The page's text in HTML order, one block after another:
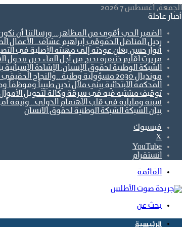
الجمعة, أغسطس 7 2026
أخبار عاجلة
الضمير الحي أقوى من المظاهر… ورسالتنا أن
رحيل المناضل الحقوقي إبراهيم عشاف.. الأعمال
أنوار حسن يعلن عودته إلى مهنته الأصلية في
مريرت اقليم خنيفرة تحتج من أجل الماء.حين يتحول
الشبكة الوطنية لحقوق الإنسان: الإشادة
مونديال 2030 مسؤولية وطنية ..والنجاح الحقيقي يبدأ من تحصين الجبهة الاجتماعية.
المحكمة الابتدائية ببني ملال تدين طبيباً
توقيف مشتبه فيه في سرقة وكالة لتحويل الأموال
سبتة ومليلية في قلب الاهتمام الدولي.. وثيقة
بيان الشبكة الشبكة الوطنية لحقوق الانسان
فيسبوك
‫X
‫YouTube
انستقرام
القائمة
بحث عن
الرئيسية